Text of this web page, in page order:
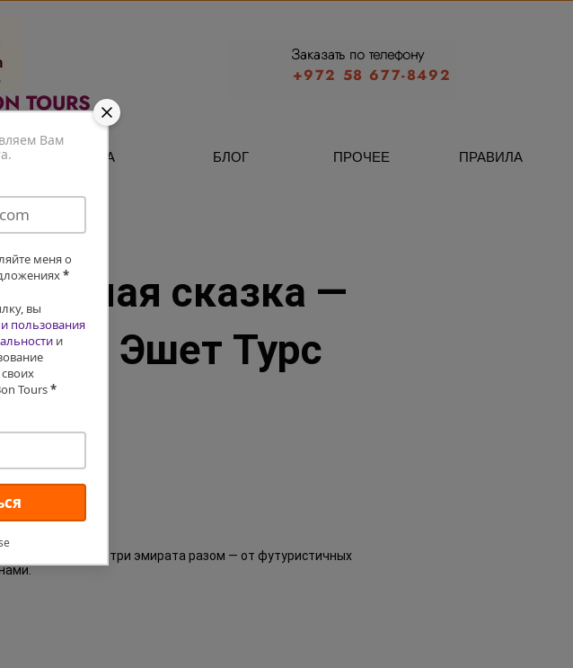
Вам
меня о
*
вы
пользования
и
Tours*
TOURS
+972 58 677-8492
Заказать по телефону
СПА БЛОГ ПРОЧЕЕ ПРАВИЛА
сказка —
с Эшет Турс
вас через три эмирата разом — от футуристичных